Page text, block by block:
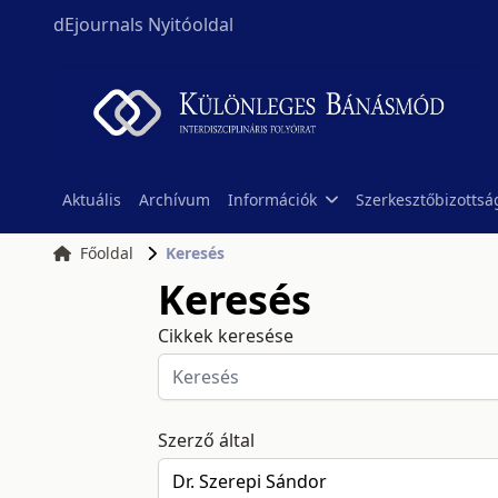
dEjournals Nyitóoldal
Aktuális Archívum Információk
Főoldal Keresés
Keresés
Cikkek keresése
Szerző által